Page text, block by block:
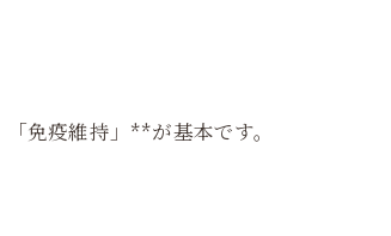
免疫維持」**が基本です。